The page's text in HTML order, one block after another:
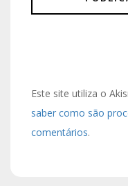
Este site utiliza o
saber como são
comentários.